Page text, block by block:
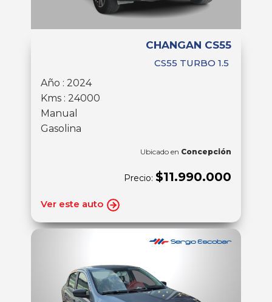
CHANGAN CS55
CS55 TURBO 1.5
Año : 2024
Kms : 24000
Manual
Gasolina
Ubicado en Concepción
Precio: $11.990.000
Ver este auto